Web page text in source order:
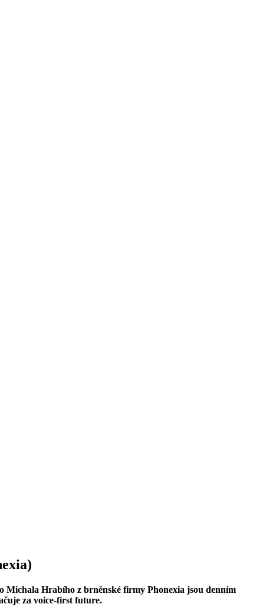
Michala Hrabího z brněnské firmy Phonexia jsou denním
za voice-first future.